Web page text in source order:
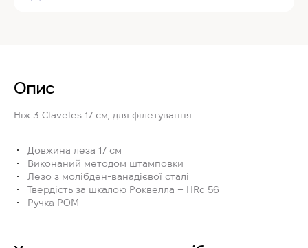
Опис
Ніж 3 Claveles 17 см , для філетування.
Довжина леза 17 см
Виконаний методом штамповки
Лезо з молібден-ванадієвої сталі
Твердість за шкалою Роквелла – HRc 56
Ручка POM